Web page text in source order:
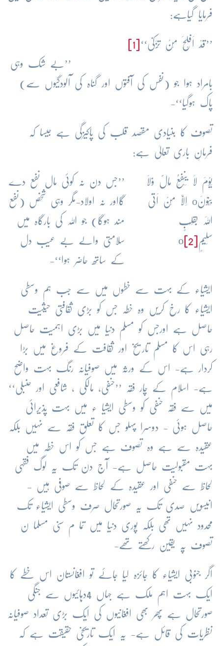
فرمایا گیاہے:
’’قَدْ اَفْلَحَ مَنْ تَزَکیّٰ‘‘
’’بے شک وہی
بامراد ہوا جو (نفس کی آفتوں اور گناہ کی آلودگیوں سے)
پاک ہوگیا‘‘-
تصوف کا بنیادی مقصد قلب کی پاکیزگی ہے جیسا کہ
فرمانِ باری تعالیٰ ہے:
یَوْمَ لَا یَنْفَعُ مَالٌ وَّلَا
بَنُوْنَo اِلَّا مَنْ اَتَی
اللہَ بِقَلْبٍ
سَلِیْمٍ o [2]
’’جس دن نہ کوئی مال نفع دے
گااور نہ اولاد-مگر وہی شخص (نفع
مند ہوگا) جو اللہ کی بارگاہ میں
سلامتی والے بے عیب دل
کے ساتھ حاضر ہوا‘‘-
ایشیاء کے بہت سے خطوں میں سے جب ہم وسطی
ایشیاء کا رخ کریں وہ خطہ جس کو بڑی ثقافتی حیثیت
حاصل ہے اورجس کو مسلم دنیا میں بڑی اہمیت حاصل
رہی اس کا مسلم تاریخ اور ثقافت کے فروغ میں بڑا
کردار ہے- اس کے ورثہ میں صوفیانہ رنگ بہت واضح
ہے- اسلام کے چار فقہ ’’حنفی، مالکی ، شافعی اور حنبلی‘‘
میں سے فقہ حنفی کو وسطی ایشیا ء میں بہت پذیرائی
حاصل ہوئی - دوسرا پہلو جس کا تعلق فقہ سے نہیں بلکہ
عقیدہ سے ہے وہ تصوف ہے جس کو اس خطہ میں
بہت مقبولیت حاصل ہے- آج دن تک یہ لوگ فقہی
لحاظ سے حنفی اور عقیدہ کے لحاظ سے صوفی ہیں -
انیسویں صدی تک یہ صورتحال صرف وسطی ایشیاء تک
محدود نہیں تھی بلکہ پوری دنیا میں تما م سنی مسلما ن
تصوف پہ یقین رکھتے تھے-
اگر جنوبی ایشیاء کا جائزہ لیا جائے تو افغانستان اس خطے کا
ایک بہت اہم ملک ہے جہاں 4دہائیوں سے جنگی
صورتحال ہے پھر بھی افغانیوں کی ایک بڑی تعداد صوفیانہ
نظریات کی قائل ہے- یہ ایک تاریخی حقیقت ہے کہ